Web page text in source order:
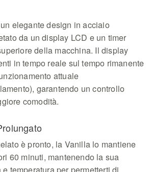
elegante design in acciaio
da un display LCD e un timer
della macchina. Il display
in tempo reale sul tempo rimanente
attuale
garantendo un controllo
comodità.
è pronto, la Vanilla lo mantiene
60 minuti, mantenendo la sua